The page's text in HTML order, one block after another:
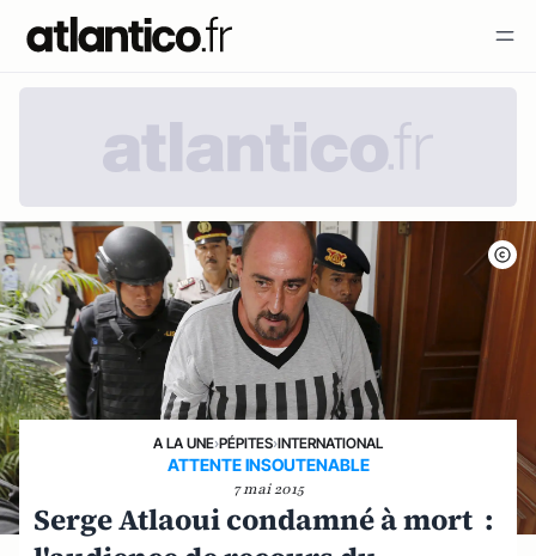
A LA UNE›PÉPITES›INTERNATIONAL
ATTENTE INSOUTENABLE
7 mai 2015
Serge Atlaoui condamné à mort :